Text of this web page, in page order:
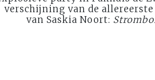
verschijning van de
van Saskia Noort: